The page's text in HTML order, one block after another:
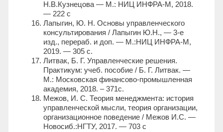
Н.В.Кузнецова — М.: НИЦ ИНФРА-М, 2018.
— 222 с
Лапыгин, Ю. Н. Основы управленческого
консультирования / Лапыгин Ю.Н., — 3-е
изд., перераб. и доп. — М.:НИЦ ИНФРА-М,
2019. — 305 с.
Литвак, Б. Г. Управленческие решения.
Практикум: учеб. пособие / Б. Г. Литвак. —
М.: Московская финансово-промышленная
академия, 2018. – 371с.
Межов, И. С. Теория менеджмента: история
управленческой мысли, теория организации,
организационное поведение / Межов И.С. —
Новосиб.:НГТУ, 2017. — 703 с